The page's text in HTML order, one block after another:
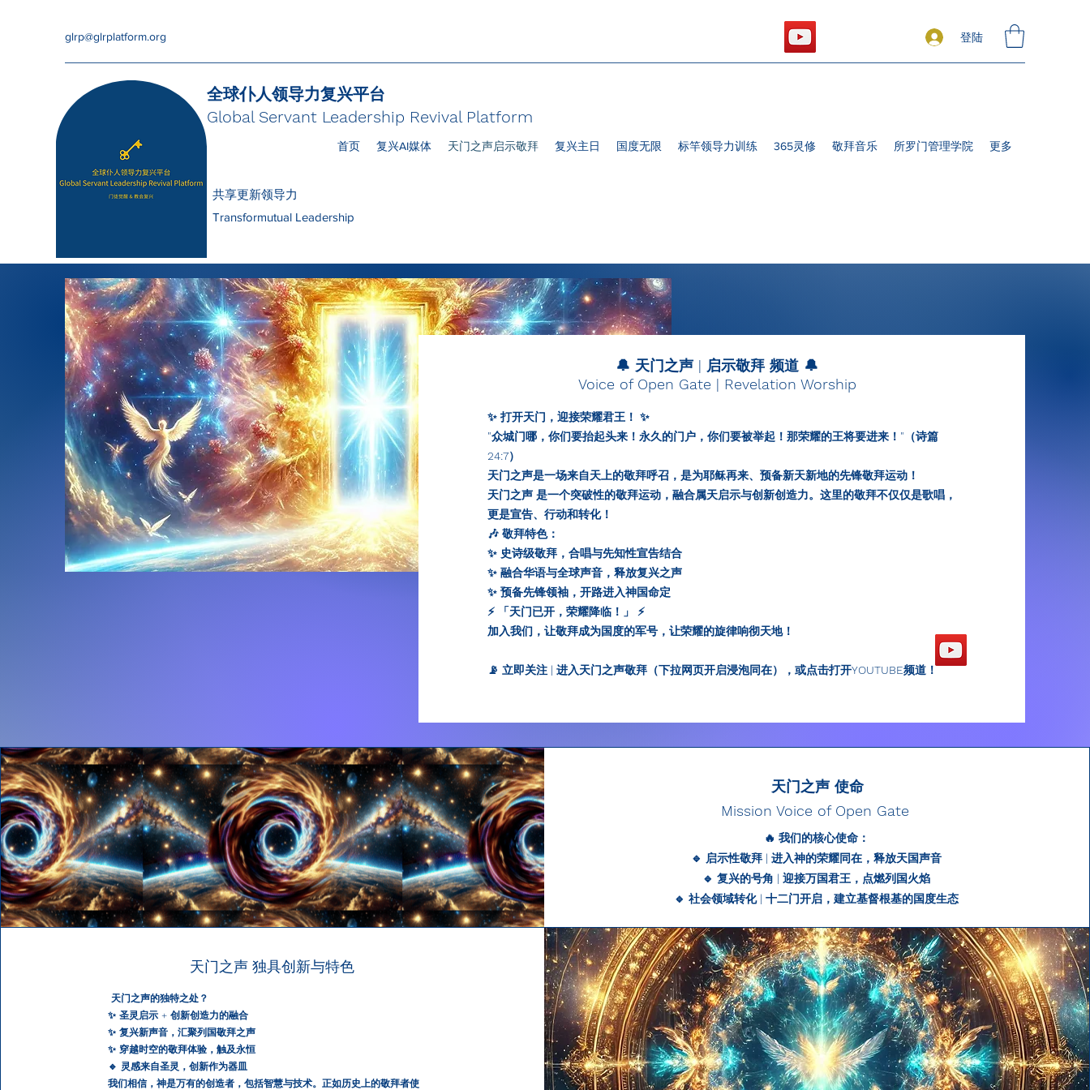
glrp@glrplatform.org 登陆
全球仆人领导力复兴平台
Global Servant Leadership Revival Platform
共享更新领导力
Transformutual Leadership
首页 复兴AI媒体 天门之声启示敬拜 复兴主日 国度无限 标竿领导力训练 365灵修 敬拜音乐 所罗门管理学院 更多
🔔 天门之声 | 启示敬拜 频道 🔔
Voice of Open Gate | Revelation Worship
✨ 打开天门，迎接荣耀君王！ ✨
"众城门哪，你们要抬起头来！永久的门户，你们要被举起！那荣耀的王将要进来！"（诗篇
24:7）
天门之声是一场来自天上的敬拜呼召，是为耶稣再来、预备新天新地的先锋敬拜运动！
天门之声 是一个突破性的敬拜运动，融合属天启示与创新创造力。这里的敬拜不仅仅是歌唱，
更是宣告、行动和转化！
🎶 敬拜特色：
✨ 史诗级敬拜，合唱与先知性宣告结合
✨ 融合华语与全球声音，释放复兴之声
✨ 预备先锋领袖，开路进入神国命定
⚡ 「天门已开，荣耀降临！」 ⚡
加入我们，让敬拜成为国度的军号，让荣耀的旋律响彻天地！
📡 立即关注 | 进入天门之声敬拜（下拉网页开启浸泡同在），或点击打开YOUTUBE频道！
天门之声 使命
Mission Voice of Open Gate
🔥 我们的核心使命：
🔹 启示性敬拜 | 进入神的荣耀同在，释放天国声音
🔹 复兴的号角 | 迎接万国君王，点燃列国火焰
🔹 社会领域转化 | 十二门开启，建立基督根基的国度生态
天门之声 独具创新与特色
天门之声的独特之处？
✨ 圣灵启示 + 创新创造力的融合
✨ 复兴新声音，汇聚列国敬拜之声
✨ 穿越时空的敬拜体验，触及永恒
🔹 灵感来自圣灵，创新作为器皿
我们相信，神是万有的创造者，包括智慧与技术。正如历史上的敬拜者使